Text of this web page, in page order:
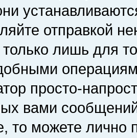
отправкой
лишь для
просто-
вами
то можете лично